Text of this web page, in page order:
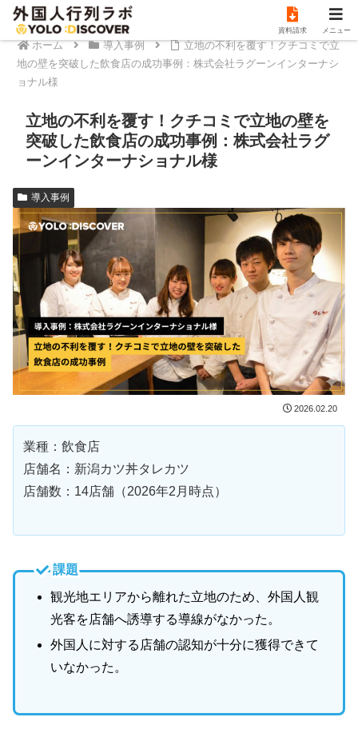
ホーム 導入事例
立地の不利を覆す！クチコミで立
地の壁を突破した飲食店の成功事例：株式会社ラグーンインターナシ
ョナル様
立地の不利を覆す！クチコミで立地の壁を
突破した飲食店の成功事例：株式会社ラグ
ーンインターナショナル様
導入事例
2026.02.20
業種：飲食店
店舗名：新潟カツ丼タレカツ
店舗数：14店舗（2026年2月時点）
課題
観光地エリアから離れた立地のため、外国人観
光客を店舗へ誘導する導線がなかった。
外国人に対する店舗の認知が十分に獲得できて
いなかった。
資料請求 メニュー